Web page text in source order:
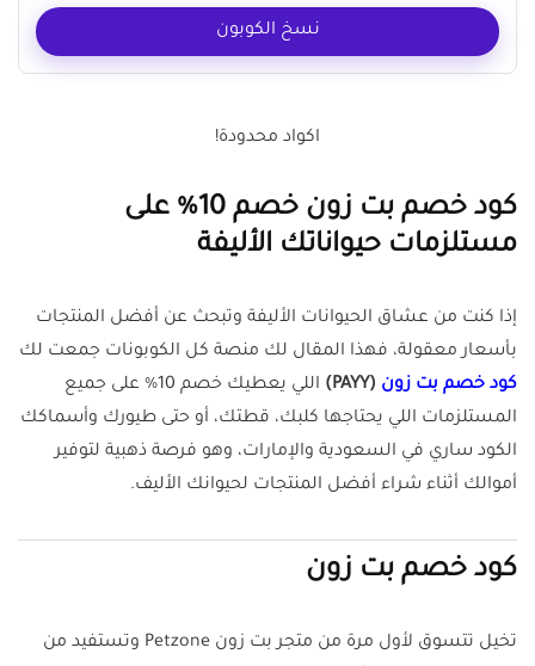
نسخ الكوبون
اكواد محدودة!
كود خصم بت زون خصم 10% على
مستلزمات حيواناتك الأليفة
إذا كنت من عشاق الحيوانات الأليفة وتبحث عن أفضل المنتجات
بأسعار معقولة، فهذا المقال لك منصة كل الكوبونات جمعت لك
كود خصم بت زون (PAYY)
اللي يعطيك خصم 10% على جميع
المستلزمات اللي يحتاجها كلبك، قطتك، أو حتى طيورك وأسماكك
الكود ساري في السعودية والإمارات، وهو فرصة ذهبية لتوفير
أموالك أثناء شراء أفضل المنتجات لحيوانك الأليف.
كود خصم بت زون
تخيل تتسوق لأول مرة من متجر بت زون Petzone وتستفيد من